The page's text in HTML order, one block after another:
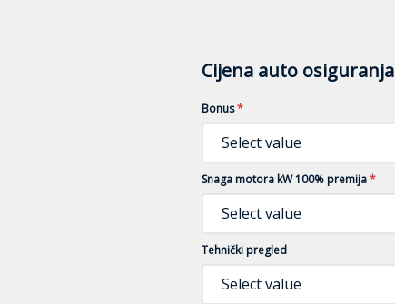
Cijena auto osiguranja
Bonus*
Select value
Snaga motora kW 100% premija*
Select value
Tehnički pregled
Select value